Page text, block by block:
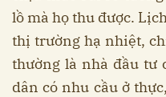
lồ mà họ thu được.
thị trường hạ nhiệt,
thường là nhà đầu tư
dân có nhu cầu ở